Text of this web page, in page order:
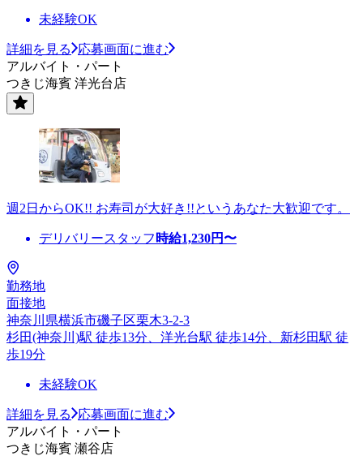
未経験OK
詳細を見る
応募画面に進む
アルバイト・パート
つきじ海賓 洋光台店
週2日からOK!! お寿司が大好き!!というあなた大歓迎です。
デリバリースタッフ 時給1,230円〜
勤務地
面接地
神奈川県横浜市磯子区栗木3-2-3
杉田(神奈川)駅 徒歩13分、洋光台駅 徒歩14分、新杉田駅 徒
歩19分
未経験OK
詳細を見る
応募画面に進む
アルバイト・パート
つきじ海賓 瀬谷店